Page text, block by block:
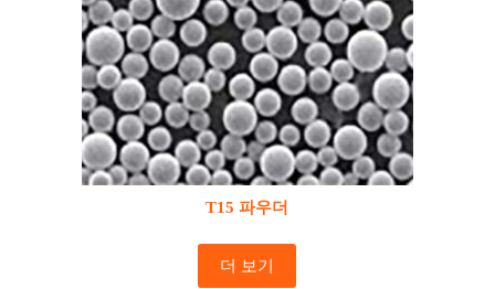
T15 파우더
더 보기